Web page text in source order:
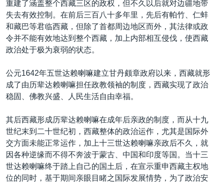
美国之音专访
重要讲话与声明
台海两岸关系
关注西藏
关注新疆
GEN Z 看美国
其他语言网站
重建了涵盖整个西藏三区的政权，但不久以后就对边疆地带
失去有效控制。在前后三百八十多年里，先后有帕竹、仁蚌
和藏巴等君临西藏，但除了首都周边地区而外，其法律或政
令并不能有效地达到整个西藏，加上内部相互侵伐，使西藏
政治处于极为衰弱的状态。
公元1642年五世达赖喇嘛建立甘丹颇章政府以来，西藏就形
成了由历辈达赖喇嘛担任政教领袖的制度，西藏实现了政治
稳固、佛教兴盛、人民生活自由幸福。
其后西藏形成历辈达赖喇嘛在成年后亲政的制度，而从十九
世纪末到二十世纪初，西藏整体的政治运作，尤其是国际外
交方面未能正常运作，加上十三世达赖喇嘛亲政后不久，就
因各种逆缘而不得不奔波于蒙古、中国和印度等国。当十三
世达赖喇嘛终于踏上自己的国土后，在宣示重申西藏主权地
位的同时，基于期间亲眼目睹之国际发展情势，为了政治安